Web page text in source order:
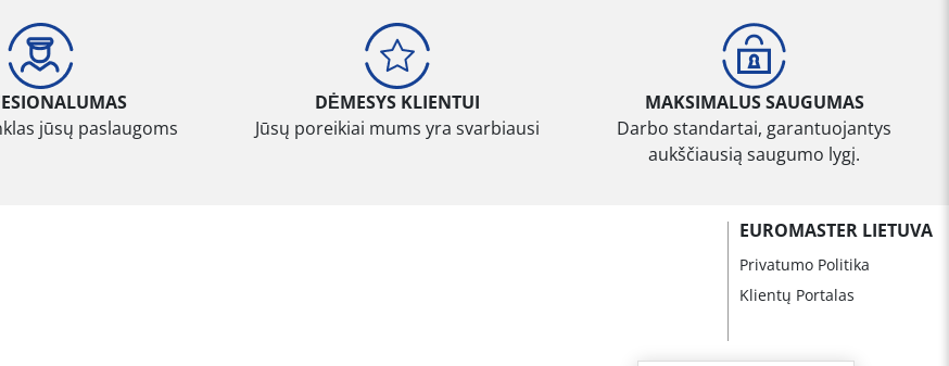
jūsų paslaugoms
DĖMESYS KLIENTUI
Jūsų poreikiai mums yra svarbiausi
MAKSIMALUS SAUGUMAS
Darbo standartai, garantuojantys
aukščiausią saugumo lygį.
EUROMASTER LIETUVA
Privatumo Politika
Klientų Portalas